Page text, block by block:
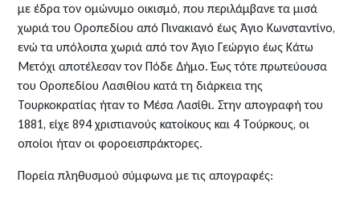
με έδρα τον ομώνυμο οικισμό, που περιλάμβανε τα μισά
χωριά του Οροπεδίου από Πινακιανό έως Άγιο Κωνσταντίνο,
ενώ τα υπόλοιπα χωριά από τον Άγιο Γεώργιο έως Κάτω
Μετόχι αποτέλεσαν τον Πόδε Δήμο. Έως τότε πρωτεύουσα
του Οροπεδίου Λασιθίου κατά τη διάρκεια της
Τουρκοκρατίας ήταν το Μέσα Λασίθι. Στην απογραφή του
1881, είχε 894 χριστιανούς κατοίκους και 4 Τούρκους, οι
οποίοι ήταν οι φοροεισπράκτορες.
Πορεία πληθυσμού σύμφωνα με τις απογραφές: